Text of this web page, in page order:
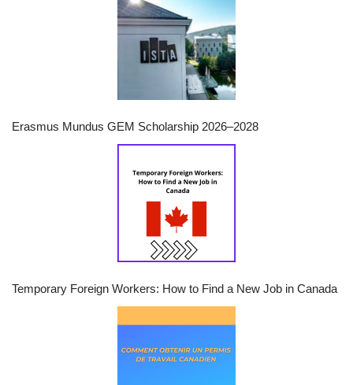
Erasmus Mundus GEM Scholarship 2026–2028
Temporary Foreign Workers: How to Find a New Job in Canada